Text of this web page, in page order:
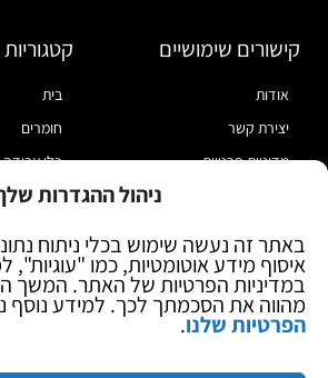
ניהול ההגדרות
באתר זה נעשה שימוש בכלי ניתוח
איסוף מידע אוטומטיות, כמו
במדיניות הפרטיות של האתר. המשך
מהווה את הסכמתך לכך. למידע נוסף
הפרטיות שלנו.
קישורים שימושיים
אודות
יצירת קשר
מדיניות פרטיות
בלוג
קטגוריות
בית
חומרים
כלי עבודה
מוצרי
ספקי כח
ציוד